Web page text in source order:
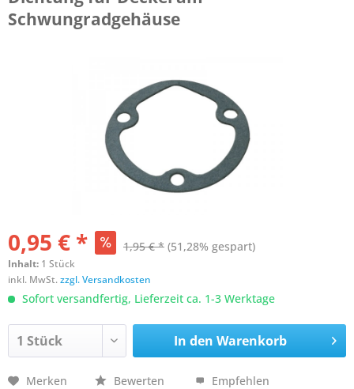
Schwungradgehäuse
0,95 € * 1,95 € * (51,28% gespart)
Inhalt: 1 Stück
inkl. MwSt.zzgl. Versandkosten
Sofort versandfertig, Lieferzeit ca. 1-3 Werktage
In den Warenkorb
Merken Bewerten Empfehlen